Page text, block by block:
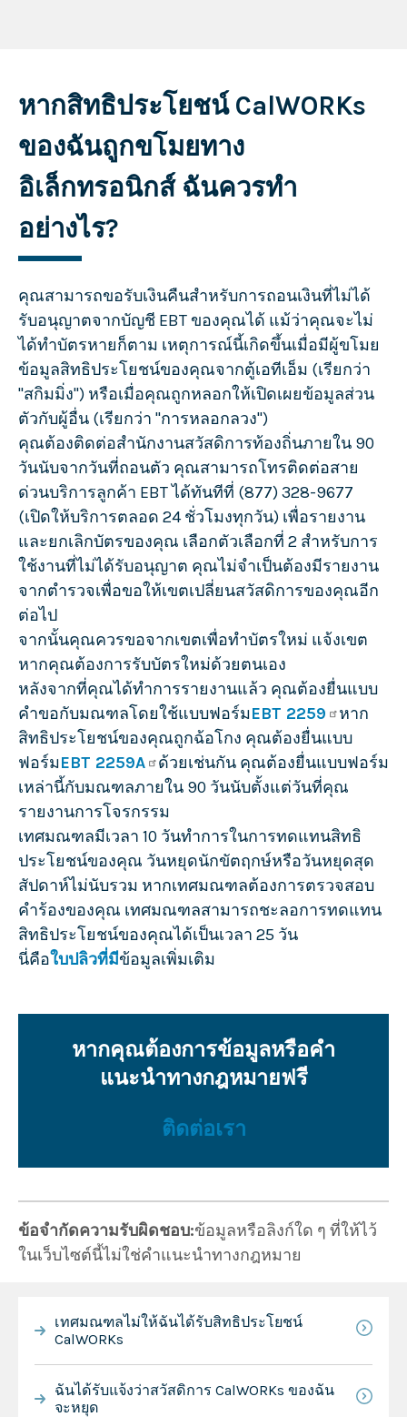
หากสิทธิประโยชน์ CalWORKs
ของฉันถูกขโมยทาง
อิเล็กทรอนิกส์ ฉันควรทำ
อย่างไร?
คุณสามารถขอรับเงินคืนสำหรับการถอนเงินที่ไม่ได้
รับอนุญาตจากบัญชี EBT ของคุณได้ แม้ว่าคุณจะไม่
ได้ทำบัตรหายก็ตาม เหตุการณ์นี้เกิดขึ้นเมื่อมีผู้ขโมย
ข้อมูลสิทธิประโยชน์ของคุณจากตู้เอทีเอ็ม (เรียกว่า
"สกิมมิ่ง") หรือเมื่อคุณถูกหลอกให้เปิดเผยข้อมูลส่วน
ตัวกับผู้อื่น (เรียกว่า "การหลอกลวง")
คุณต้องติดต่อสำนักงานสวัสดิการท้องถิ่นภายใน 90
วันนับจากวันที่ถอนตัว คุณสามารถโทรติดต่อสาย
ด่วนบริการลูกค้า EBT ได้ทันทีที่ (877) 328-9677
(เปิดให้บริการตลอด 24 ชั่วโมงทุกวัน) เพื่อรายงาน
และยกเลิกบัตรของคุณ เลือกตัวเลือกที่ 2 สำหรับการ
ใช้งานที่ไม่ได้รับอนุญาต คุณไม่จำเป็นต้องมีรายงาน
จากตำรวจเพื่อขอให้เขตเปลี่ยนสวัสดิการของคุณอีก
ต่อไป
จากนั้นคุณควรขอจากเขตเพื่อทำบัตรใหม่ แจ้งเขต
หากคุณต้องการรับบัตรใหม่ด้วยตนเอง
หลังจากที่คุณได้ทำการรายงานแล้ว คุณต้องยื่นแบบ
คำขอกับมณฑลโดยใช้แบบฟอร์มEBT 2259
หาก
สิทธิประโยชน์ของคุณถูกฉ้อโกง คุณต้องยื่นแบบ
ฟอร์มEBT 2259A
ด้วยเช่นกัน คุณต้องยื่นแบบฟอร์ม
เหล่านี้กับมณฑลภายใน 90 วันนับตั้งแต่วันที่คุณ
รายงานการโจรกรรม
เทศมณฑลมีเวลา 10 วันทำการในการทดแทนสิทธิ
ประโยชน์ของคุณ วันหยุดนักขัตฤกษ์หรือวันหยุดสุด
สัปดาห์ไม่นับรวม หากเทศมณฑลต้องการตรวจสอบ
คำร้องของคุณ เทศมณฑลสามารถชะลอการทดแทน
สิทธิประโยชน์ของคุณได้เป็นเวลา 25 วัน
นี่คือใบปลิวที่มีข้อมูลเพิ่มเติม
หากคุณต้องการข้อมูลหรือคำ
แนะนำทางกฎหมายฟรี
ติดต่อเรา
ข้อจำกัดความรับผิดชอบ:ข้อมูลหรือลิงก์ใด ๆ ที่ให้ไว้
ในเว็บไซต์นี้ไม่ใช่คำแนะนำทางกฎหมาย
เทศมณฑลไม่ให้ฉันได้รับสิทธิประโยชน์
CalWORKs
ฉันได้รับแจ้งว่าสวัสดิการ CalWORKs ของฉัน
จะหยุด